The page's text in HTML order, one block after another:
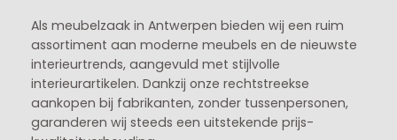
Als meubelzaak in Antwerpen bieden wij een ruim
assortiment aan moderne meubels en de nieuwste
interieurtrends, aangevuld met stijlvolle
interieurartikelen. Dankzij onze rechtstreekse
aankopen bij fabrikanten, zonder tussenpersonen,
garanderen wij steeds een uitstekende prijs-